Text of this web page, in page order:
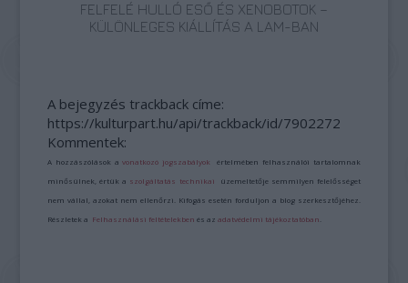
FELFELÉ HULLÓ ESŐ ÉS XENOBOTOK –
KÜLÖNLEGES KIÁLLÍTÁS A LAM-BAN
A bejegyzés trackback címe:
https://kulturpart.hu/api/trackback/id/7902272
Kommentek:
A hozzászólások avonatkozó jogszabályok értelmében felhasználói tartalomnak
minősülnek, értük a szolgáltatás technikai üzemeltetője semmilyen felelősséget
nem vállal, azokat nem ellenőrzi. Kifogás esetén forduljon a blog szerkesztőjéhez.
Részletek a Felhasználási feltételekben és azadatvédelmi tájékoztatóban